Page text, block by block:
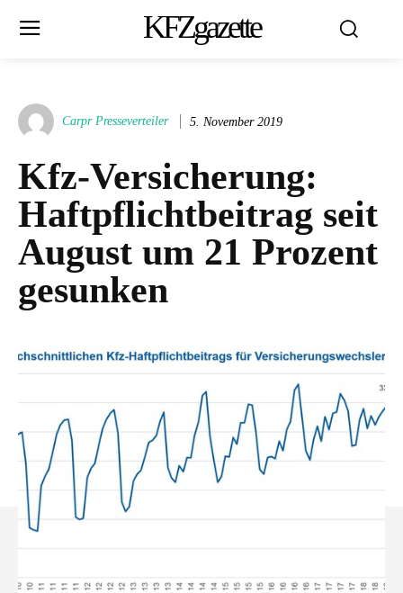
KFZgazette
Carpr Presseverteiler 5. November 2019
Kfz-Versicherung:
Haftpflichtbeitrag seit
August um 21 Prozent
gesunken